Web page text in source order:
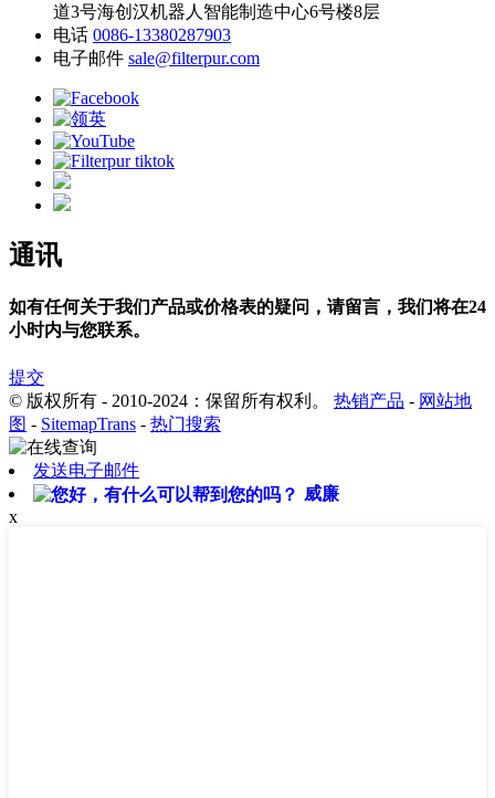
道3号海创汉机器人智能制造中心6号楼8层
电话 0086-13380287903
电子邮件 sale@filterpur.com
通讯
如有任何关于我们产品或价格表的疑问，请留言，我们将在24
小时内与您联系。
提交
© 版权所有 - 2010-2024：保留所有权利。 热销产品 - 网站地
图 - SitemapTrans - 热门搜索
发送电子邮件
威廉
x